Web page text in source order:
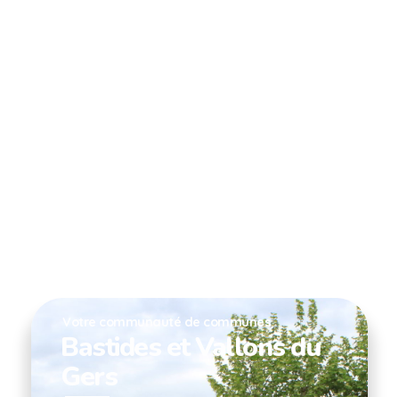
Votre communauté de communes
Bastides et Vallons du
Gers